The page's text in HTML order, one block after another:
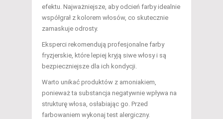
efektu. Najważniejsze, aby odcień farby idealnie
współgrał z kolorem włosów, co skutecznie
zamaskuje odrosty.
Eksperci rekomendują profesjonalne farby
fryzjerskie, które lepiej kryją siwe włosy i są
bezpieczniejsze dla ich kondycji.
Warto unikać produktów z amoniakiem,
ponieważ ta substancja negatywnie wpływa na
strukturę włosa, osłabiając go. Przed
farbowaniem wykonaj test alergiczny.